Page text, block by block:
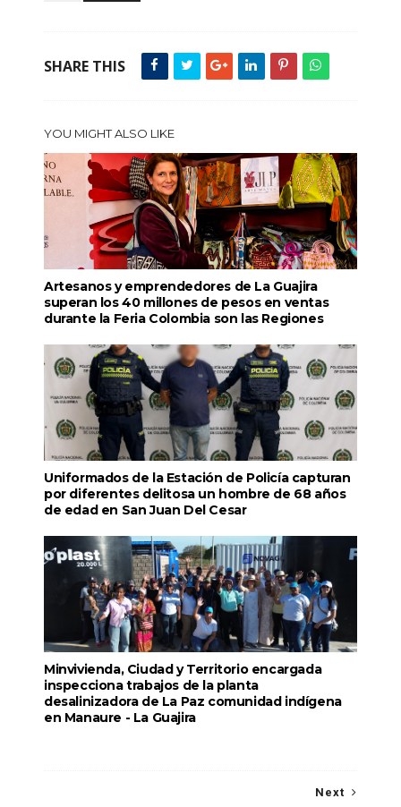
SHARE THIS
YOU MIGHT ALSO LIKE
Artesanos y emprendedores de La Guajira
superan los 40 millones de pesos en ventas
durante la Feria Colombia son las Regiones
Uniformados de la Estación de Policía capturan
por diferentes delitosa un hombre de 68 años
de edad en San Juan Del Cesar
Minvivienda, Ciudad y Territorio encargada
inspecciona trabajos de la planta
desalinizadora de La Paz comunidad indígena
en Manaure - La Guajira
Next